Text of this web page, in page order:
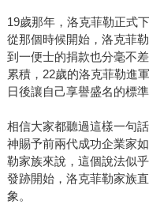
19歲那年，洛克菲勒正式
從那個時候開始，洛克菲
到一便士的捐款也分毫不
累積，22歲的洛克菲勒進
日後讓自己享譽盛名的標
相信大家都聽過這樣一句
神賜予前兩代成功企業家
勒家族來說，這個說法似
發跡開始，洛克菲勒家族
象。